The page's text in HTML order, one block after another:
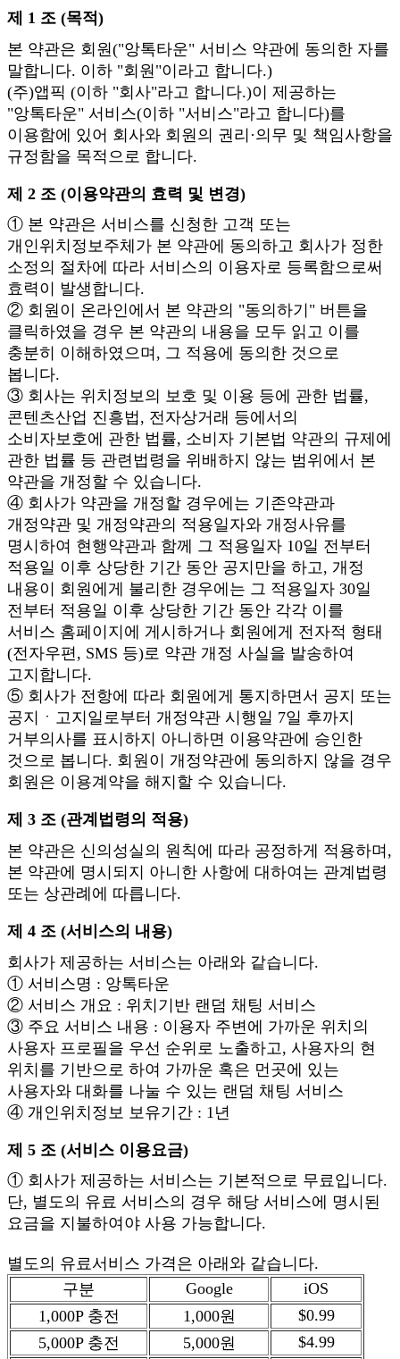
제 1 조 (목적)
본 약관은 회원("앙톡타운" 서비스 약관에 동의한 자를
말합니다. 이하 "회원"이라고 합니다.)
(주)앱픽 (이하 "회사"라고 합니다.)이 제공하는
"앙톡타운" 서비스(이하 "서비스"라고 합니다)를
이용함에 있어 회사와 회원의 권리·의무 및 책임사항을
규정함을 목적으로 합니다.
제 2 조 (이용약관의 효력 및 변경)
① 본 약관은 서비스를 신청한 고객 또는
개인위치정보주체가 본 약관에 동의하고 회사가 정한
소정의 절차에 따라 서비스의 이용자로 등록함으로써
효력이 발생합니다.
② 회원이 온라인에서 본 약관의 "동의하기" 버튼을
클릭하였을 경우 본 약관의 내용을 모두 읽고 이를
충분히 이해하였으며, 그 적용에 동의한 것으로
봅니다.
③ 회사는 위치정보의 보호 및 이용 등에 관한 법률,
콘텐츠산업 진흥법, 전자상거래 등에서의
소비자보호에 관한 법률, 소비자 기본법 약관의 규제에
관한 법률 등 관련법령을 위배하지 않는 범위에서 본
약관을 개정할 수 있습니다.
④ 회사가 약관을 개정할 경우에는 기존약관과
개정약관 및 개정약관의 적용일자와 개정사유를
명시하여 현행약관과 함께 그 적용일자 10일 전부터
적용일 이후 상당한 기간 동안 공지만을 하고, 개정
내용이 회원에게 불리한 경우에는 그 적용일자 30일
전부터 적용일 이후 상당한 기간 동안 각각 이를
서비스 홈페이지에 게시하거나 회원에게 전자적 형태
(전자우편, SMS 등)로 약관 개정 사실을 발송하여
고지합니다.
⑤ 회사가 전항에 따라 회원에게 통지하면서 공지 또는
공지ㆍ고지일로부터 개정약관 시행일 7일 후까지
거부의사를 표시하지 아니하면 이용약관에 승인한
것으로 봅니다. 회원이 개정약관에 동의하지 않을 경우
회원은 이용계약을 해지할 수 있습니다.
제 3 조 (관계법령의 적용)
본 약관은 신의성실의 원칙에 따라 공정하게 적용하며,
본 약관에 명시되지 아니한 사항에 대하여는 관계법령
또는 상관례에 따릅니다.
제 4 조 (서비스의 내용)
회사가 제공하는 서비스는 아래와 같습니다.
① 서비스명 : 앙톡타운
② 서비스 개요 : 위치기반 랜덤 채팅 서비스
③ 주요 서비스 내용 : 이용자 주변에 가까운 위치의
사용자 프로필을 우선 순위로 노출하고, 사용자의 현
위치를 기반으로 하여 가까운 혹은 먼곳에 있는
사용자와 대화를 나눌 수 있는 랜덤 채팅 서비스
④ 개인위치정보 보유기간 : 1년
제 5 조 (서비스 이용요금)
① 회사가 제공하는 서비스는 기본적으로 무료입니다.
단, 별도의 유료 서비스의 경우 해당 서비스에 명시된
요금을 지불하여야 사용 가능합니다.
별도의 유료서비스 가격은 아래와 같습니다.
구분
Google
iOS
1,000P 충전 1,000원
$0.99
5,000P 충전 5,000원
$4.99